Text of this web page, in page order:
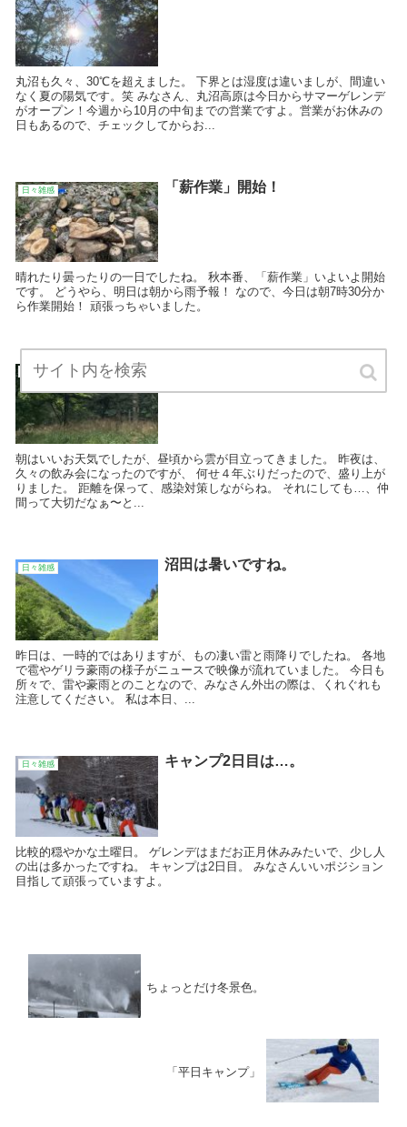
丸沼も久々、30℃を超えました。 下界とは湿度は違いましが、間違い
なく夏の陽気です。笑 みなさん、丸沼高原は今日からサマーゲレンデ
がオープン！今週から10月の中旬までの営業ですよ。営業がお休みの
日もあるので、チェックしてからお...
日々雑感 「薪作業」開始！
晴れたり曇ったりの一日でしたね。 秋本番、「薪作業」いよいよ開始
です。 どうやら、明日は朝から雨予報！ なので、今日は朝7時30分か
ら作業開始！ 頑張っちゃいました。
日々雑感
朝はいいお天気でしたが、昼頃から雲が目立ってきました。 昨夜は、
久々の飲み会になったのですが、 何せ４年ぶりだったので、盛り上が
りました。 距離を保って、感染対策しながらね。 それにしても…、仲
間って大切だなぁ〜と...
日々雑感 沼田は暑いですね。
昨日は、一時的ではありますが、もの凄い雷と雨降りでしたね。 各地
で雹やゲリラ豪雨の様子がニュースで映像が流れていました。 今日も
所々で、雷や豪雨とのことなので、みなさん外出の際は、くれぐれも
注意してください。 私は本日、...
日々雑感 キャンプ2日目は…。
比較的穏やかな土曜日。 ゲレンデはまだお正月休みみたいで、少し人
の出は多かったですね。 キャンプは2日目。 みなさんいいポジション
目指して頑張っていますよ。
ちょっとだけ冬景色。
「平日キャンプ」